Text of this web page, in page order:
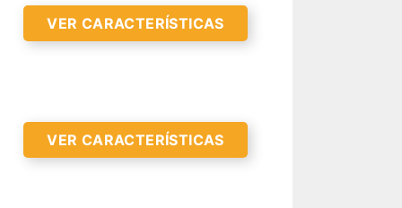
VER CARACTERÍSTICAS
VER CARACTERÍSTICAS